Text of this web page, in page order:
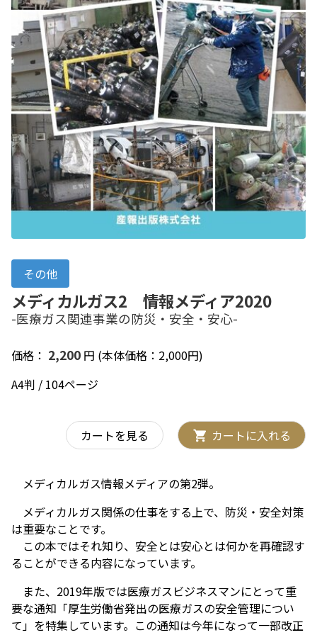
その他
メディカルガス2 情報メディア2020
-医療ガス関連事業の防災・安全・安心-
価格： 2,200 円 (本体価格：2,000円)
A4判 / 104ページ
カートを見る カートに入れる
メディカルガス情報メディアの第2弾。
メディカルガス関係の仕事をする上で、防災・安全対策
は重要なことです。
この本ではそれ知り、安全とは安心とは何かを再確認す
ることができる内容になっています。
また、2019年版では医療ガスビジネスマンにとって重
要な通知「厚生労働省発出の医療ガスの安全管理につい
て」を特集しています。この通知は今年になって一部改正